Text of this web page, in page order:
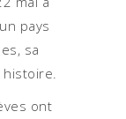
pays
sa
histoire.
ont